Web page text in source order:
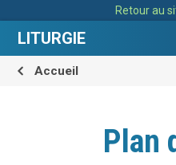
contenu.
la
navigation
Retour au
LITURGIE
Accueil
Plan